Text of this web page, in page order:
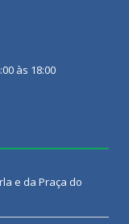
às 18:00
e da Praça do